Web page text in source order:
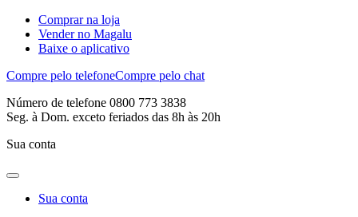
Comprar na loja
Vender no Magalu
Baixe o aplicativo
Compre pelo telefoneCompre pelo chat
Número de telefone 0800 773 3838
Seg. à Dom. exceto feriados das 8h às 20h
Sua conta
Sua conta